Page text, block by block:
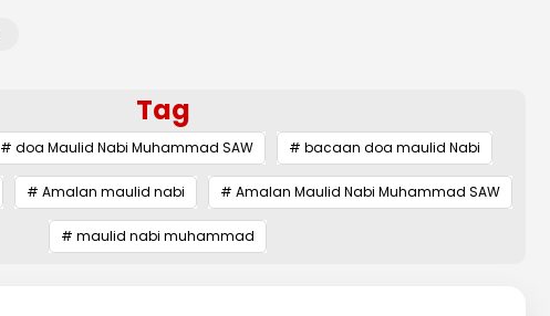
Tag
# doa Maulid Nabi Muhammad SAW # bacaan doa maulid Nabi
# Amalan maulid nabi # Amalan Maulid Nabi Muhammad SAW
# maulid nabi muhammad